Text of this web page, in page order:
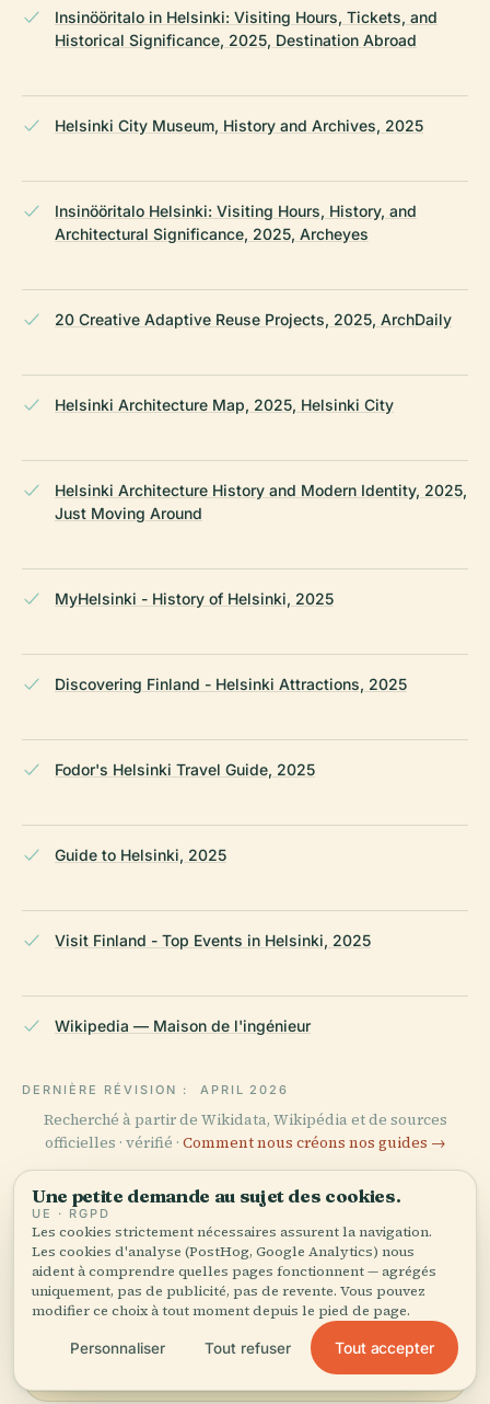
Insinööritalo in Helsinki: Visiting Hours, Tickets, and
Historical Significance, 2025, Destination Abroad
Helsinki City Museum, History and Archives, 2025
Insinööritalo Helsinki: Visiting Hours, History, and
Architectural Significance, 2025, Archeyes
20 Creative Adaptive Reuse Projects, 2025, ArchDaily
Helsinki Architecture Map, 2025, Helsinki City
Helsinki Architecture History and Modern Identity, 2025,
Just Moving Around
MyHelsinki - History of Helsinki, 2025
Discovering Finland - Helsinki Attractions, 2025
Fodor's Helsinki Travel Guide, 2025
Guide to Helsinki, 2025
Visit Finland - Top Events in Helsinki, 2025
Wikipedia — Maison de l'ingénieur
DERNIÈRE RÉVISION : APRIL 2026
Recherché à partir de Wikidata, Wikipédia et de sources
officielles · vérifié · Comment nous créons nos guides →
Explorer les
environs
Découvrez Insinööritalo
qu'il y a à proximité.
Voir la carte
Une petite demande au sujet des cookies.
UE · RGPD
Les cookies strictement nécessaires assurent la navigation.
Les cookies d'analyse (PostHog, Google Analytics) nous
aident à comprendre quelles pages fonctionnent — agrégés
uniquement, pas de publicité, pas de revente. Vous pouvez
modifier ce choix à tout moment depuis le pied de page.
Personnaliser Tout refuser Tout accepter